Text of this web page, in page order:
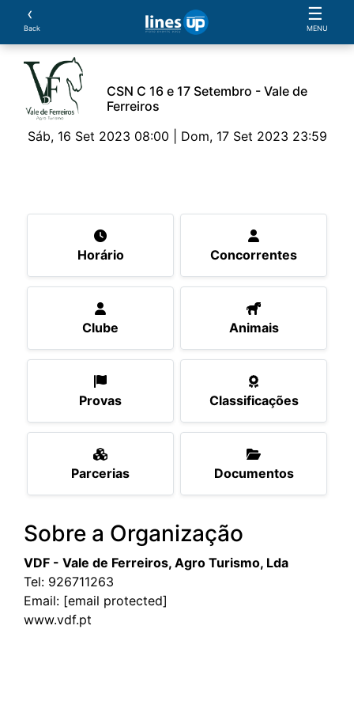
‹
Back
☰
MENU
CSN C 16 e 17 Setembro - Vale de
Ferreiros
Sáb, 16 Set 2023 08:00 | Dom, 17 Set 2023 23:59
Horário Concorrentes
Clube Animais
Provas Classificações
Parcerias Documentos
Sobre a Organização
VDF - Vale de Ferreiros, Agro Turismo, Lda
Tel: 926711263
Email: [email protected]
www.vdf.pt